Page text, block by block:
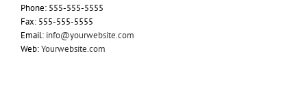
Phone: 555-555-5555
Fax: 555-555-5555
Email: info@yourwebsite.com
Web:Yourwebsite.com